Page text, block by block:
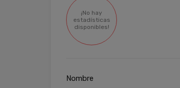
¡No hay
estadísticas
disponibles!
Nombre